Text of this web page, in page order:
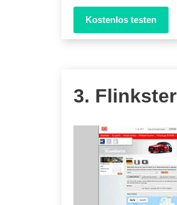
Kostenlos testen
3. Flinkster